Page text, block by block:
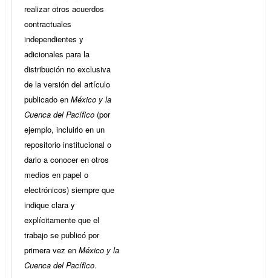
realizar otros acuerdos
contractuales
independientes y
adicionales para la
distribución no exclusiva
de la versión del artículo
publicado en México y la
Cuenca del Pacífico (por
ejemplo, incluirlo en un
repositorio institucional o
darlo a conocer en otros
medios en papel o
electrónicos) siempre que
indique clara y
explícitamente que el
trabajo se publicó por
primera vez en México y la
Cuenca del Pacífico.